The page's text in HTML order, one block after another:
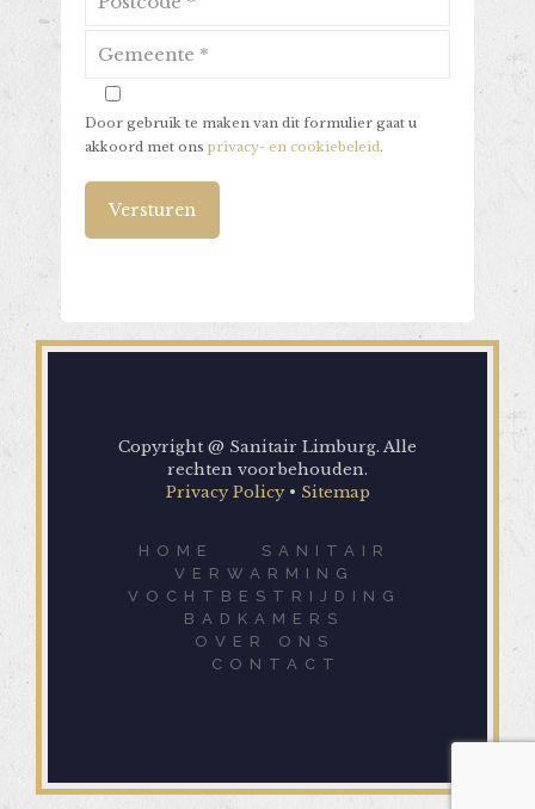
Door gebruik te maken van dit formulier gaat u
akkoord met onsprivacy- en cookiebeleid.
Copyright @ Sanitair Limburg. Alle
rechten voorbehouden.
Privacy Policy• Sitemap
HOME
SANITAIR
VERWARMING
VOCHTBESTRIJDING
BADKAMERS
OVER ONS
CONTACT